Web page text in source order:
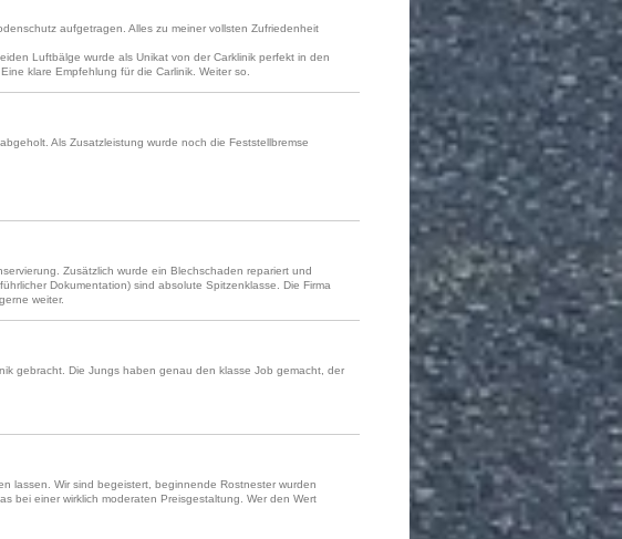
aufgetragen. Alles zu meiner vollsten Zufriedenheit
Luftbälge wurde als Unikat von der Carklinik perfekt in den
klare Empfehlung für die Carlinik. Weiter so.
Als Zusatzleistung wurde noch die Feststellbremse
Zusätzlich wurde ein Blechschaden repariert und
Dokumentation) sind absolute Spitzenklasse. Die Firma
weiter.
gebracht. Die Jungs haben genau den klasse Job gemacht, der
lassen. Wir sind begeistert, beginnende Rostnester wurden
bei einer wirklich moderaten Preisgestaltung. Wer den Wert